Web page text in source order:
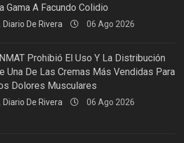
Gama A Facundo Colidio
Diario De Rivera 06 Ago 2026
Prohibió El Uso Y La Distribución
Una De Las Cremas Más Vendidas Para
Dolores Musculares
Diario De Rivera 06 Ago 2026